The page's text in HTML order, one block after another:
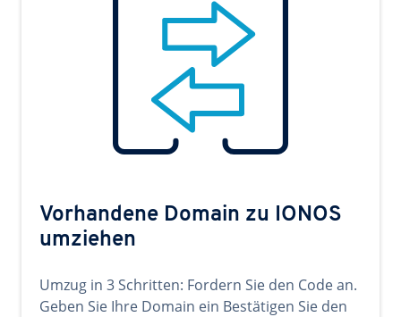
Vorhandene Domain zu IONOS
umziehen
Umzug in 3 Schritten: Fordern Sie den Code an.
Geben Sie Ihre Domain ein Bestätigen Sie den